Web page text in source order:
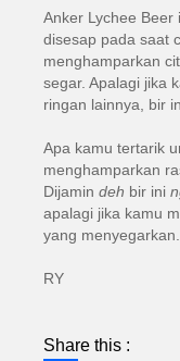
Anker Lychee
disesap pada saat
menghamparkan
segar. Apalagi jika
ringan lainnya, bir
Apa kamu tertarik
menghamparkan
Dijamin deh bir ini
apalagi jika kamu
yang menyegarkan.
RY
Share this :